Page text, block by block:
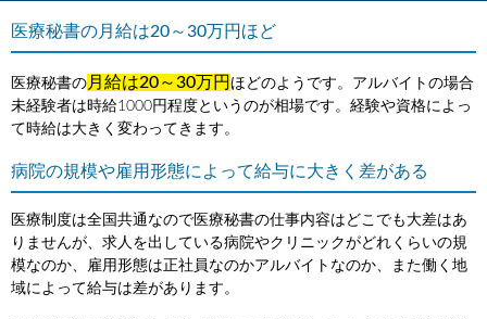
医療秘書の月給は20～30万円ほど
医療秘書の 月給は20～30万円 ほどのようです。アルバイトの場合
未経験者は時給1000円程度というのが相場です。経験や資格によっ
て時給は大きく変わってきます。
病院の規模や雇用形態によって給与に大きく差がある
医療制度は全国共通なので医療秘書の仕事内容はどこでも大差はあ
りませんが、求人を出している病院やクリニックがどれくらいの規
模なのか、雇用形態は正社員なのかアルバイトなのか、また働く地
域によって給与は差があります。